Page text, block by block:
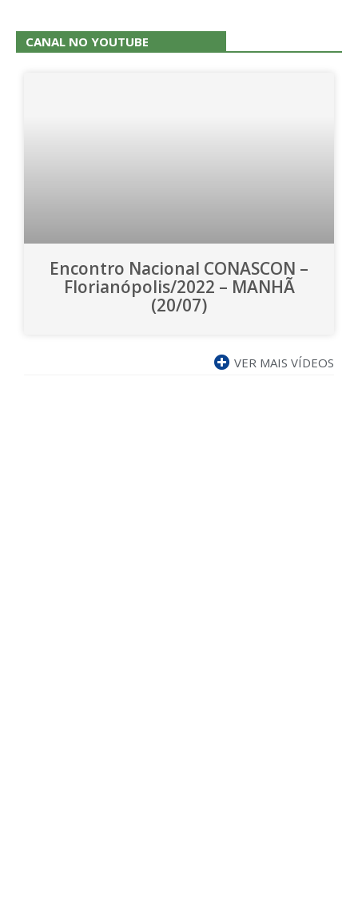
CANAL NO YOUTUBE
Encontro Nacional CONASCON –
Florianópolis/2022 – MANHÃ
(20/07)
VER MAIS VÍDEOS